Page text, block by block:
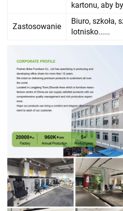
kartonu, aby
Zastosowanie
Biuro, szkoła,
lotnisko......